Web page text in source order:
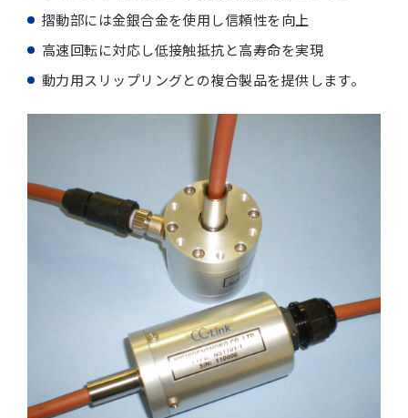
摺動部には金銀合金を使用し信頼性を向上
高速回転に対応し低接触抵抗と高寿命を実現
動力用スリップリングとの複合製品を提供します。